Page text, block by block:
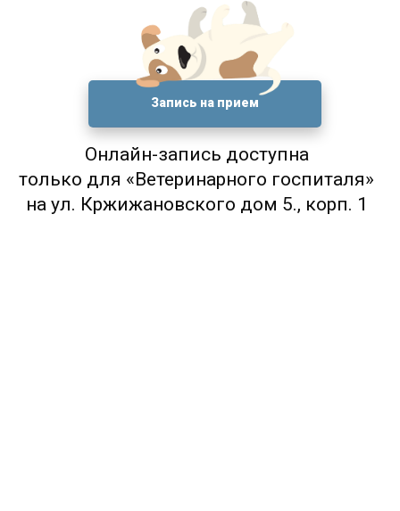
Онлайн-запись доступна
только для «Ветеринарного госпиталя»
на ул. Кржижановского дом 5., корп. 1
Запись на прием